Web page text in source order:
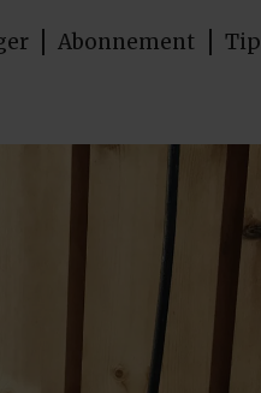
Abonnement